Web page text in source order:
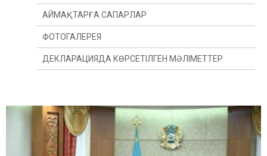
АЙМАҚТАРҒА САПАРЛАР
ФОТОГАЛЕРЕЯ
ДЕКЛАРАЦИЯДА КӨРСЕТІЛГЕН МӘЛІМЕТТЕР